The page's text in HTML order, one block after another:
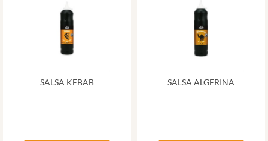
SALSA KEBAB SALSA ALGERINA